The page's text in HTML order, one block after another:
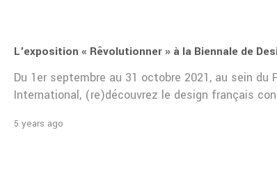
L’exposition « Rêvolutionner » à la Biennale de
Du 1er septembre au 31 octobre 2021, au sein du
International, (re)découvrez le design français
5 years ago